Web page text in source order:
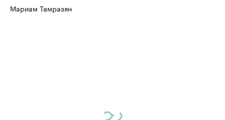
Мариам Тамразян